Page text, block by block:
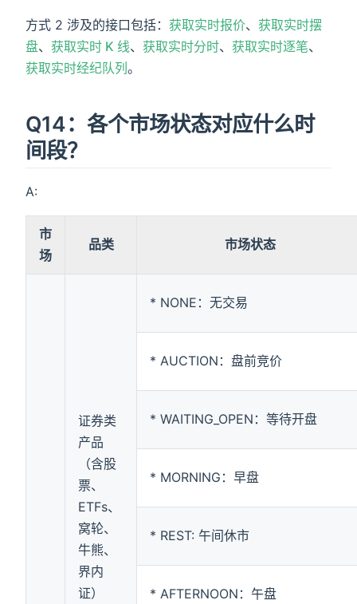
方式 2 涉及的接口包括： 获取实时报价、 获取实时摆
盘、 获取实时 K 线、 获取实时分时、 获取实时逐笔、
获取实时经纪队列 。
Q14：各个市场状态对应什么时
间段？
A:
市
场
品类 市场状态
证券类
产品
（含股
票、
ETFs、
窝轮、
牛熊、
界内
证）
* NONE：无交易
* AUCTION：盘前竞价
* WAITING_OPEN：等待开盘
* MORNING：早盘
* REST: 午间休市
* AFTERNOON：午盘